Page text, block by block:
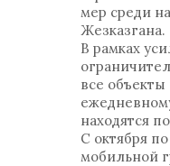
мер среди
Жезказгана.
В рамках
все
находятся
С октября
мобильной